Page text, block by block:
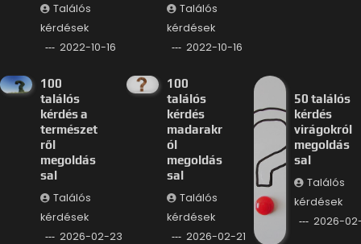
Találós
kérdések
2022-10-16
Találós
kérdések
2022-10-16
100
találós
kérdés a
természet
ről
megoldás
sal
Találós
kérdések
2026-02-23
100
találós
kérdés
madarakr
ól
megoldás
sal
Találós
kérdések
2026-02-21
50 találós
kérdés
virágokról
megoldás
sal
Találós
kérdések
2026-